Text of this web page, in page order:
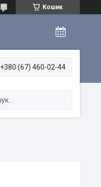
Кошик
+380 (67) 460-02-44